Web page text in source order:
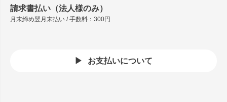
請求書払い（法人様のみ）
月末締め翌月末払い / 手数料：300円
お支払いについて